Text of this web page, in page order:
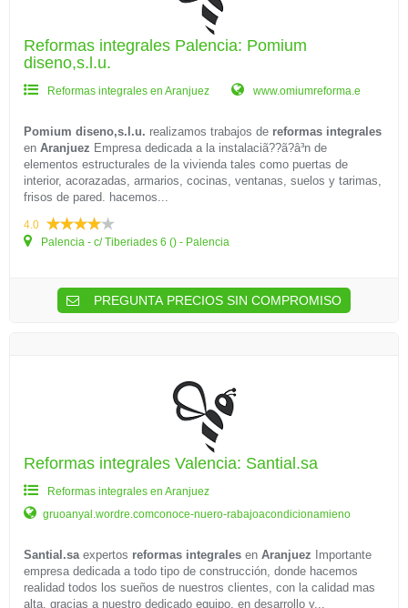
Reformas integrales Palencia: Pomium
diseno,s.l.u.
Reformas integrales en Aranjuez www.omiumreforma.e
Pomium diseno,s.l.u. realizamos trabajos de reformas integrales
en Aranjuez Empresa dedicada a la instalaciã??ã?â³n de
elementos estructurales de la vivienda tales como puertas de
interior, acorazadas, armarios, cocinas, ventanas, suelos y tarimas,
frisos de pared. hacemos...
4.0
Palencia - c/ Tiberiades 6 () - Palencia
PREGUNTA PRECIOS SIN COMPROMISO
Reformas integrales Valencia: Santial.sa
Reformas integrales en Aranjuez
gruoanyal.wordre.comconoce-nuero-rabajoacondicionamieno
Santial.saexpertos reformas integrales en Aranjuez Importante
empresa dedicada a todo tipo de construcción, donde hacemos
realidad todos los sueños de nuestros clientes, con la calidad mas
alta. gracias a nuestro dedicado equipo, en desarrollo y...